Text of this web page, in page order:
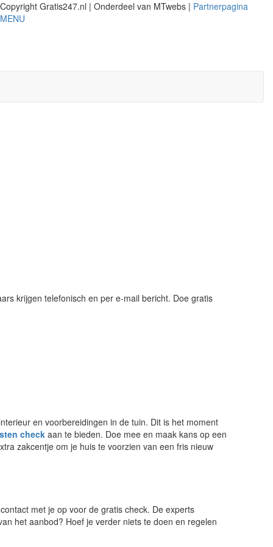
krijgen telefonisch en per e-mail bericht. Doe gratis
en voorbereidingen in de tuin. Dit is het moment
check aan te bieden. Doe mee en maak kans op een
zakcentje om je huis te voorzien van een fris nieuw
met je op voor de gratis check. De experts
het aanbod? Hoef je verder niets te doen en regelen
Copyright Gratis247.nl | Onderdeel van MTwebs | Partnerpagina
MENU